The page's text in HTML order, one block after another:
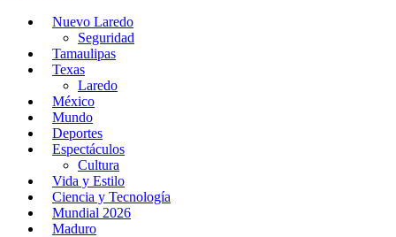
Nuevo Laredo
Seguridad
Tamaulipas
Texas
Laredo
México
Mundo
Deportes
Espectáculos
Cultura
Vida y Estilo
Ciencia y Tecnología
Mundial 2026
Maduro